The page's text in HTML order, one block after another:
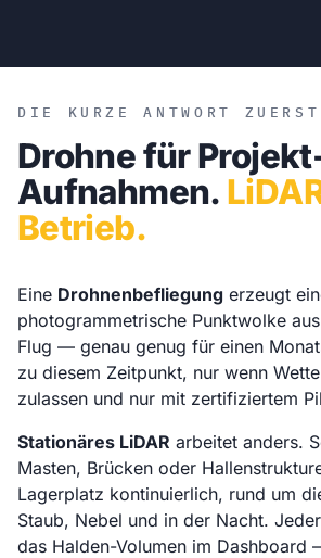
DIE KURZE ANTWORT ZUERST
Drohne für
Aufnahmen.
Betrieb.
Eine Drohnenbefliegung erzeugt
photogrammetrische Punktwolke
Flug — genau genug für einen
zu diesem Zeitpunkt, nur wenn
zulassen und nur mit zertifiziertem
Stationäres LiDAR arbeitet anders.
Masten, Brücken oder
Lagerplatz kontinuierlich, rund um
Staub, Nebel und in der Nacht.
das Halden-Volumen im Dashboard